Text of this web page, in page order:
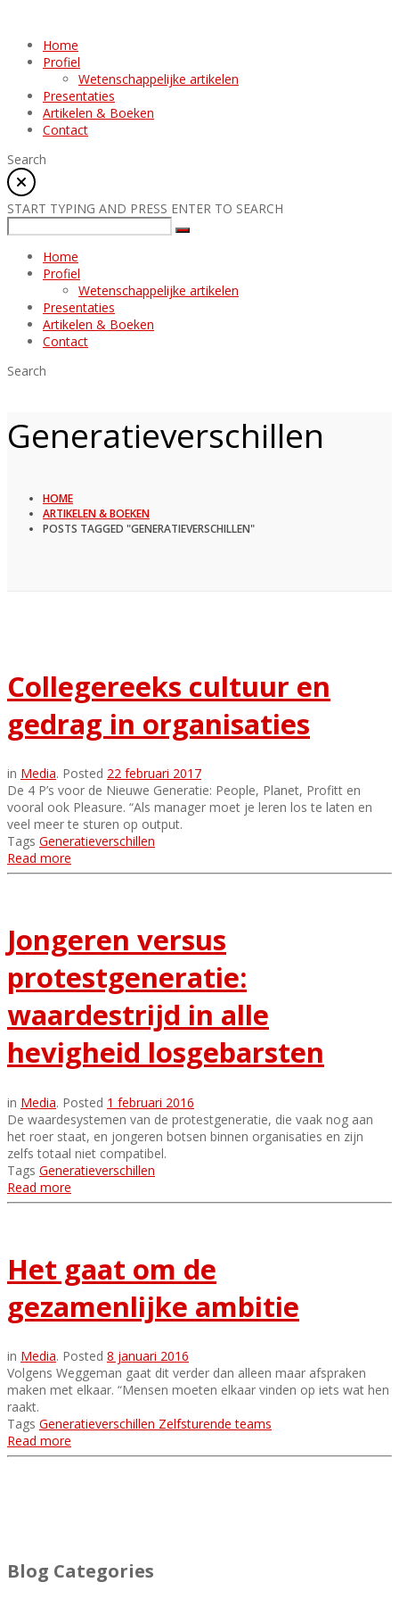
Home
Profiel
Wetenschappelijke artikelen
Presentaties
Artikelen & Boeken
Contact
Search
START TYPING AND PRESS ENTER TO SEARCH
Home
Profiel
Wetenschappelijke artikelen
Presentaties
Artikelen & Boeken
Contact
Search
Generatieverschillen
HOME
ARTIKELEN & BOEKEN
POSTS TAGGED "GENERATIEVERSCHILLEN"
Collegereeks cultuur en
gedrag in organisaties
in Media. Posted 22 februari 2017
De 4 P’s voor de Nieuwe Generatie: People, Planet, Profitt en
vooral ook Pleasure. “Als manager moet je leren los te laten en
veel meer te sturen op output.
Tags Generatieverschillen
Read more
Jongeren versus
protestgeneratie:
waardestrijd in alle
hevigheid losgebarsten
in Media. Posted 1 februari 2016
De waardesystemen van de protestgeneratie, die vaak nog aan
het roer staat, en jongeren botsen binnen organisaties en zijn
zelfs totaal niet compatibel.
Tags Generatieverschillen
Read more
Het gaat om de
gezamenlijke ambitie
in Media. Posted 8 januari 2016
Volgens Weggeman gaat dit verder dan alleen maar afspraken
maken met elkaar. “Mensen moeten elkaar vinden op iets wat hen
raakt.
Tags Generatieverschillen Zelfsturende teams
Read more
Blog Categories